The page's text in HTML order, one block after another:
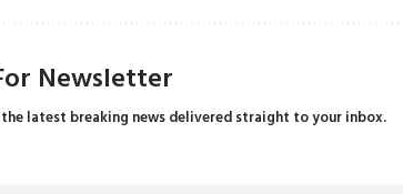
Newsletter
the latest breaking news delivered straight to your inbox.